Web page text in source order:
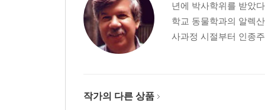
년에 박사학위를 받았
학교 동물학과의 알렉
사과정 시절부터 인종
작가의 다른 상품